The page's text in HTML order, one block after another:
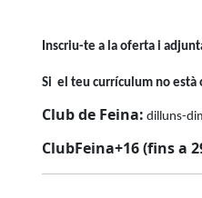
Inscriu-te a la oferta i
Si el teu currículum no està
Club de Feina: dilluns-
ClubFeina+16 (fins a